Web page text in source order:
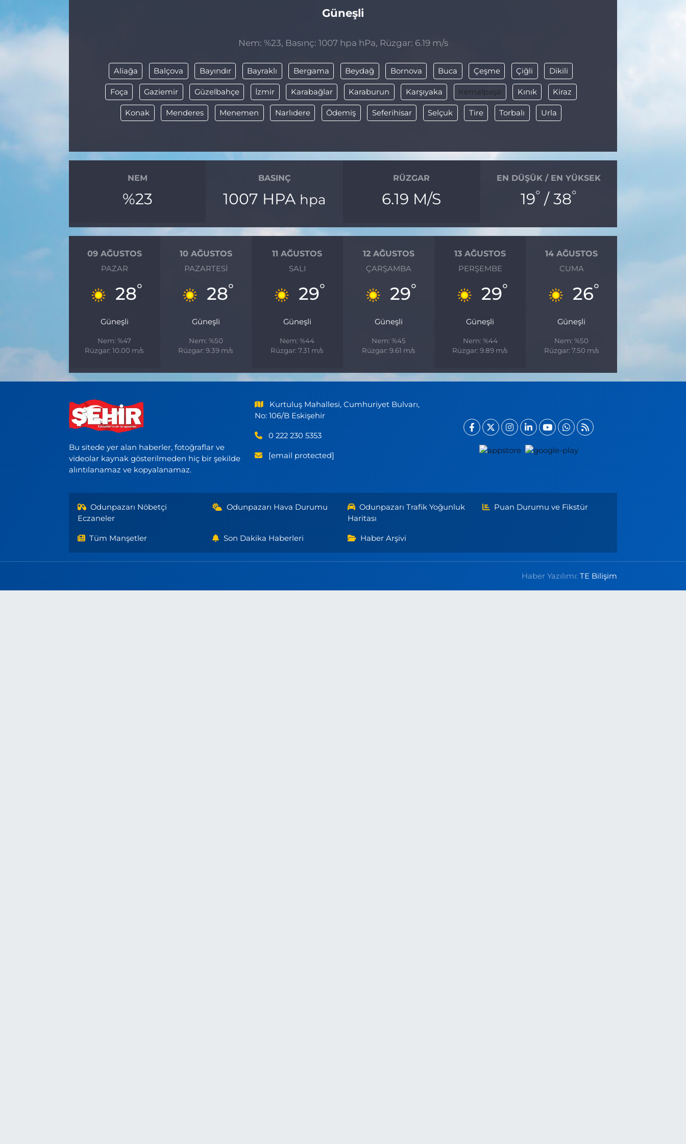
Güneşli
Nem: %23, Basınç: 1007 hpa hPa, Rüzgar: 6.19 m/s
Aliağa Balçova Bayındır Bayraklı Bergama Beydağ Bornova Buca Çeşme Çiğli Dikili
Foça Gaziemir Güzelbahçe İzmir Karabağlar Karaburun Karşıyaka Kemalpaşa Kınık Kiraz
Konak Menderes Menemen Narlıdere Ödemiş Seferihisar Selçuk Tire Torbalı Urla
NEM
%23
BASINÇ
1007 HPA hpa
RÜZGAR
6.19 M/S
EN DÜŞÜK / EN YÜKSEK
19° / 38°
09 AĞUSTOS
PAZAR
28°
Güneşli
Nem: %47
Rüzgar: 10.00 m/s
10 AĞUSTOS
PAZARTESI
28°
Güneşli
Nem: %50
Rüzgar: 9.39 m/s
11 AĞUSTOS
SALI
29°
Güneşli
Nem: %44
Rüzgar: 7.31 m/s
12 AĞUSTOS
ÇARŞAMBA
29°
Güneşli
Nem: %45
Rüzgar: 9.61 m/s
13 AĞUSTOS
PERŞEMBE
29°
Güneşli
Nem: %44
Rüzgar: 9.89 m/s
14 AĞUSTOS
CUMA
26°
Güneşli
Nem: %50
Rüzgar: 7.50 m/s
Bu sitede yer alan haberler, fotoğraflar ve
videolar kaynak gösterilmeden hiç bir şekilde
alıntılanamaz ve kopyalanamaz.
Kurtuluş Mahallesi, Cumhuriyet Bulvarı,
No: 106/B Eskişehir
0 222 230 5353
[email protected]
Odunpazarı Nöbetçi
Eczaneler
Odunpazarı Hava Durumu
Odunpazarı Trafik Yoğunluk
Haritası
Puan Durumu ve Fikstür
Tüm Manşetler Son Dakika Haberleri Haber Arşivi
Haber Yazılımı:TE Bilişim
BÖLGE